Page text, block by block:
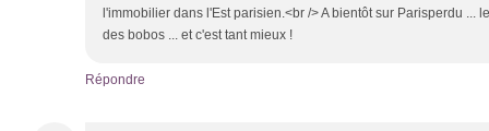
l'immobilier dans l'Est parisien.<br /> A bientôt sur Parisperdu ...
des bobos ... et c'est tant mieux !
Répondre